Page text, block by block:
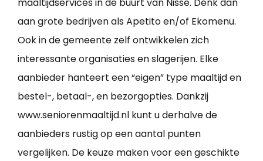
aan grote bedrijven als Apetito en/of Ekomenu.
Ook in de gemeente zelf ontwikkelen zich
interessante organisaties en slagerijen. Elke
aanbieder hanteert een “eigen” type maaltijd en
bestel-, betaal-, en bezorgopties. Dankzij
www.seniorenmaaltijd.nl kunt u derhalve de
aanbieders rustig op een aantal punten
vergelijken. De keuze maken voor een geschikte